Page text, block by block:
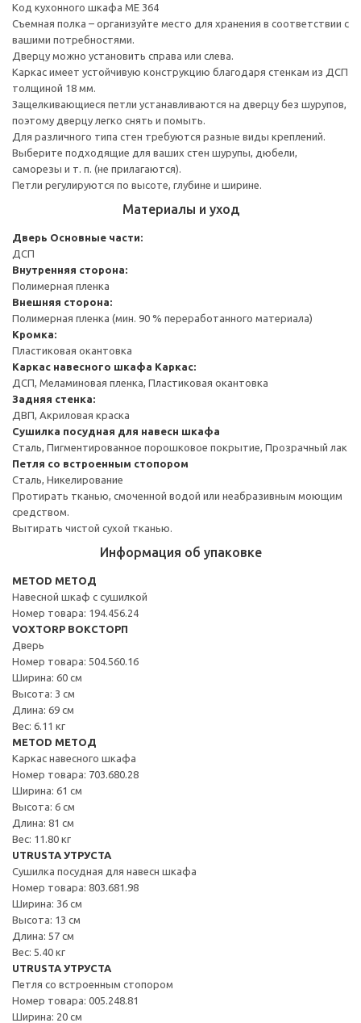
Код кухонного шкафа ME 364
Съемная полка – организуйте место для хранения в соответствии с
вашими потребностями.
Дверцу можно установить справа или слева.
Каркас имеет устойчивую конструкцию благодаря стенкам из ДСП
толщиной 18 мм.
Защелкивающиеся петли устанавливаются на дверцу без шурупов,
поэтому дверцу легко снять и помыть.
Для различного типа стен требуются разные виды креплений.
Выберите подходящие для ваших стен шурупы, дюбели,
саморезы и т. п. (не прилагаются).
Петли регулируются по высоте, глубине и ширине.
Материалы и уход
Дверь Основные части:
ДСП
Внутренняя сторона:
Полимерная пленка
Внешняя сторона:
Полимерная пленка (мин. 90 % переработанного материала)
Кромка:
Пластиковая окантовка
Каркас навесного шкафа Каркас:
ДСП, Меламиновая пленка, Пластиковая окантовка
Задняя стенка:
ДВП, Акриловая краска
Сушилка посудная для навесн шкафа
Сталь, Пигментированное порошковое покрытие, Прозрачный лак
Петля со встроенным стопором
Сталь, Никелирование
Протирать тканью, смоченной водой или неабразивным моющим
средством.
Вытирать чистой сухой тканью.
Информация об упаковке
METOD МЕТОД
Навесной шкаф с сушилкой
Номер товара: 194.456.24
VOXTORP ВОКСТОРП
Дверь
Номер товара: 504.560.16
Ширина: 60 см
Высота: 3 см
Длина: 69 см
Вес: 6.11 кг
METOD МЕТОД
Каркас навесного шкафа
Номер товара: 703.680.28
Ширина: 61 см
Высота: 6 см
Длина: 81 см
Вес: 11.80 кг
UTRUSTA УТРУСТА
Сушилка посудная для навесн шкафа
Номер товара: 803.681.98
Ширина: 36 см
Высота: 13 см
Длина: 57 см
Вес: 5.40 кг
UTRUSTA УТРУСТА
Петля со встроенным стопором
Номер товара: 005.248.81
Ширина: 20 см